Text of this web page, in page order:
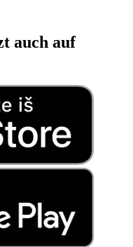
auch auf